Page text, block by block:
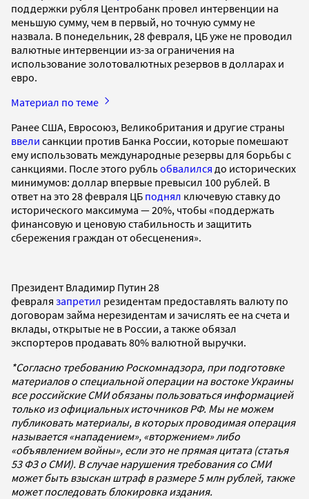
поддержки рубля Центробанк провел интервенции на
меньшую сумму, чем в первый, но точную сумму не
назвала. В понедельник, 28 февраля, ЦБ уже не проводил
валютные интервенции из-за ограничения на
использование золотовалютных резервов в долларах и
евро.
Материал по теме
Ранее США, Евросоюз, Великобритания и другие страны
ввели санкции против Банка России, которые помешают
ему использовать международные резервы для борьбы с
санкциями. После этого рубльобвалился до исторических
минимумов: доллар впервые превысил 100 рублей. В
ответ на это 28 февраля ЦБ поднял ключевую ставку до
исторического максимума — 20%, чтобы «поддержать
финансовую и ценовую стабильность и защитить
сбережения граждан от обесценения».
Президент Владимир Путин 28
февраля запретил резидентам предоставлять валюту по
договорам займа нерезидентам и зачислять ее на счета и
вклады, открытые не в России, а также обязал
экспортеров продавать 80% валютной выручки.
*Согласно требованию Роскомнадзора, при подготовке
материалов о специальной операции на востоке Украины
все российские СМИ обязаны пользоваться информацией
только из официальных источников РФ. Мы не можем
публиковать материалы, в которых проводимая операция
называется «нападением», «вторжением» либо
«объявлением войны», если это не прямая цитата (статья
53 ФЗ о СМИ). В случае нарушения требования со СМИ
может быть взыскан штраф в размере 5 млн рублей, также
может последовать блокировка издания.